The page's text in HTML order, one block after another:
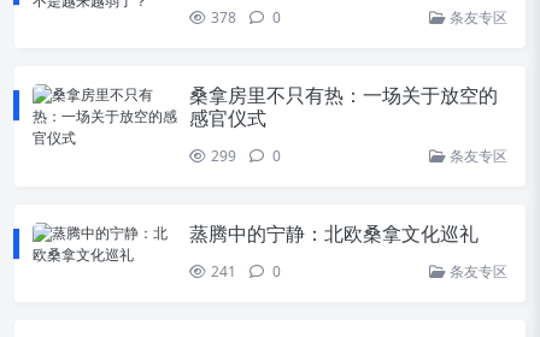
378 0 条友专区
桑拿房里不只有热：一场关于放空的
感官仪式
299 0 条友专区
蒸腾中的宁静：北欧桑拿文化巡礼
241 0 条友专区